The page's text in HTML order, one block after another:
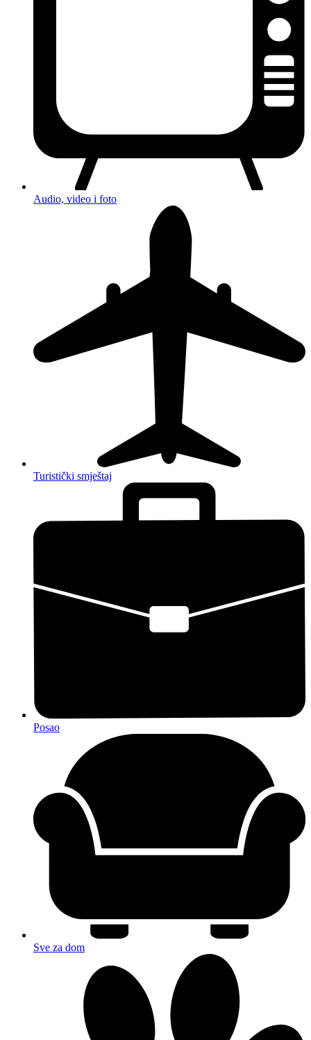
Audio, video i foto
Turistički smještaj
Posao
Sve za dom